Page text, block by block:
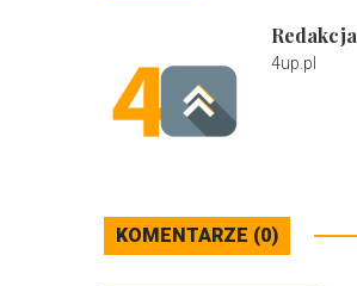
Redakcja
4up.pl
KOMENTARZE (0)